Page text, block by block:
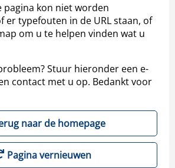
pagina kon niet worden
er typefouten in de URL staan, of
om u te helpen vinden wat u
Stuur hieronder een e-
contact met u op. Bedankt voor
naar de homepage
Pagina vernieuwen